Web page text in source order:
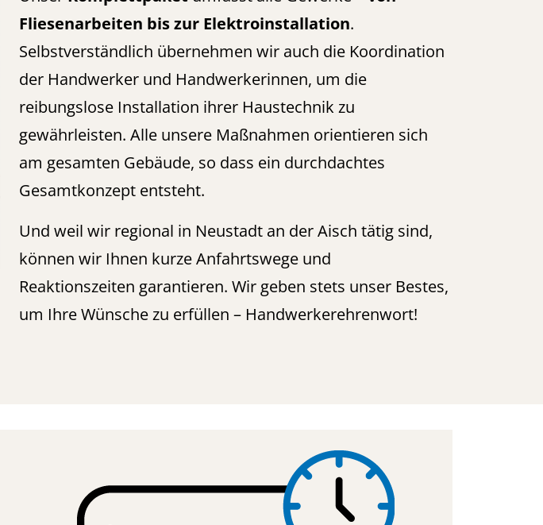
Fliesenarbeiten bis zur Elektroinstallation.
Selbstverständlich übernehmen wir auch die Koordination
der Handwerker und Handwerkerinnen, um die
reibungslose Installation ihrer Haustechnik zu
gewährleisten. Alle unsere Maßnahmen orientieren sich
am gesamten Gebäude, so dass ein durchdachtes
Gesamtkonzept entsteht.
Und weil wir regional in Neustadt an der Aisch tätig sind,
können wir Ihnen kurze Anfahrtswege und
Reaktionszeiten garantieren. Wir geben stets unser Bestes,
um Ihre Wünsche zu erfüllen – Handwerkerehrenwort!